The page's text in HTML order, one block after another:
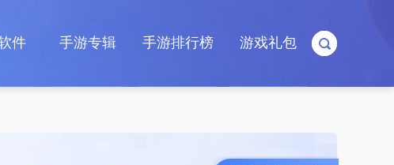
件 手游专辑 手游排行榜 游戏礼包